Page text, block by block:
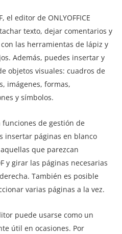
el editor de ONLYOFFICE
texto, dejar comentarios y
las herramientas de lápiz y
Además, puedes insertar y
objetos visuales: cuadros de
imágenes, formas,
y símbolos.
de gestión de
insertar páginas en blanco
que parezcan
y girar las páginas necesarias
También es posible
varias páginas a la vez.
puede usarse como un
útil en ocasiones. Por